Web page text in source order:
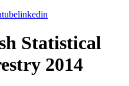
linkedin
Statistical
2014